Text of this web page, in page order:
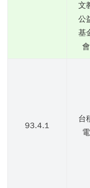
文
公
基
會
93.4.1
台
電